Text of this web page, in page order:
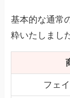
基本的な通常
粋いたしまし
フェ